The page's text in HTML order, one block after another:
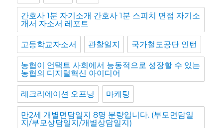
간호사 1분 자기소개 간호사 1분 스피치 면접 자기소
개서 자소서 레포트
고등학교자소서 관찰일지 국가철도공단 인턴
농협이 언택트 사회에서 능동적으로 성장할 수 있는
농협의 디지털혁신 아이디어
레크리에이션 오프닝 마케팅
만2세 개별면담일지 8명 분량입니다. (부모면담일
지/부모상담일지/개별상담일지)